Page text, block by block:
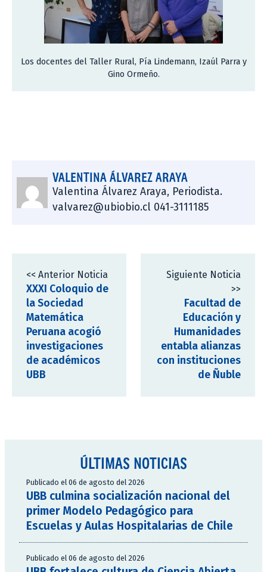
Los docentes del Taller Rural, Pía Lindemann, Izaúl Parra y
Gino Ormeño.
VALENTINA ÁLVAREZ ARAYA
Valentina Álvarez Araya, Periodista.
valvarez@ubiobio.cl 041-3111185
<< Anterior Noticia
XXXI Coloquio de
la Sociedad
Matemática
Peruana acogió
investigaciones
de académicos
UBB
Siguiente Noticia
>>
Facultad de
Educación y
Humanidades
entabla alianzas
con instituciones
de Ñuble
ÚLTIMAS NOTICIAS
Publicado el 06 de agosto del 2026
UBB culmina socialización nacional del
primer Modelo Pedagógico para
Escuelas y Aulas Hospitalarias de Chile
Publicado el 06 de agosto del 2026